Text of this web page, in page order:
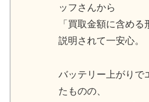
ッフさんから
「買取金額に含め
説明されて一安心。
バッテリー上がりで
たものの、